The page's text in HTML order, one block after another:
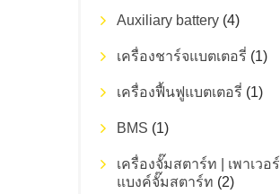
Auxiliary battery (4)
เครื่องชาร์จแบตเตอรี่ (1)
เครื่องฟื้นฟูแบตเตอรี่ (1)
BMS (1)
เครื่องจั๊มสตาร์ท | เพาเวอร์
แบงค์จั๊มสตาร์ท (2)